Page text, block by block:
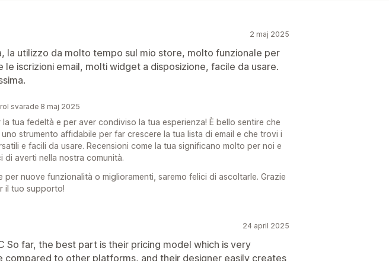
2 maj 2025
la utilizzo da molto tempo sul mio store, molto funzionale per
le iscrizioni email, molti widget a disposizione, facile da usare.
svarade 8 maj 2025
la tua fedeltà e per aver condiviso la tua esperienza! È bello sentire che
strumento affidabile per far crescere la tua lista di email e che trovi i
e facili da usare. Recensioni come la tua significano molto per noi e
di averti nella nostra comunità.
per nuove funzionalità o miglioramenti, saremo felici di ascoltarle. Grazie
il tuo supporto!
24 april 2025
So far, the best part is their pricing model which is very
compared to other platforms, and their designer easily creates